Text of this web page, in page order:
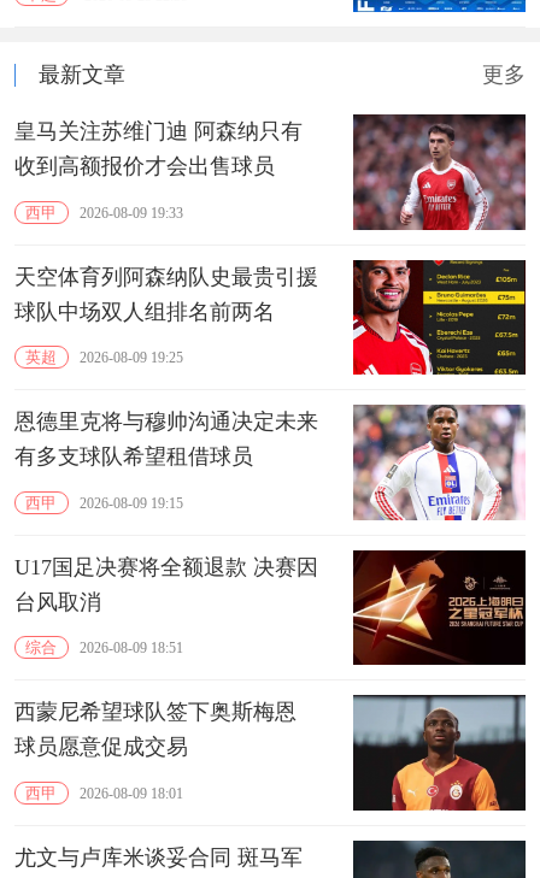
最新文章 更多
皇马关注苏维门迪 阿森纳只有
收到高额报价才会出售球员
西甲 2026-08-09 19:33
天空体育列阿森纳队史最贵引援
球队中场双人组排名前两名
英超 2026-08-09 19:25
恩德里克将与穆帅沟通决定未来
有多支球队希望租借球员
西甲 2026-08-09 19:15
U17国足决赛将全额退款 决赛因
台风取消
综合 2026-08-09 18:51
西蒙尼希望球队签下奥斯梅恩
球员愿意促成交易
西甲 2026-08-09 18:01
尤文与卢库米谈妥合同 斑马军